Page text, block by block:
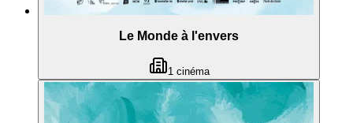
Le Monde à l'envers
1cinéma